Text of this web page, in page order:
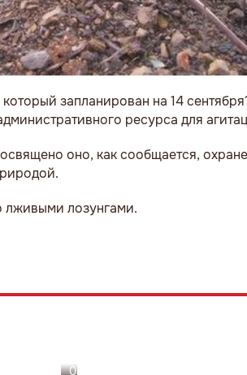
запланирован на 14
ресурса для
оно, как сообщается,
лживыми лозунгами.
03.08.26